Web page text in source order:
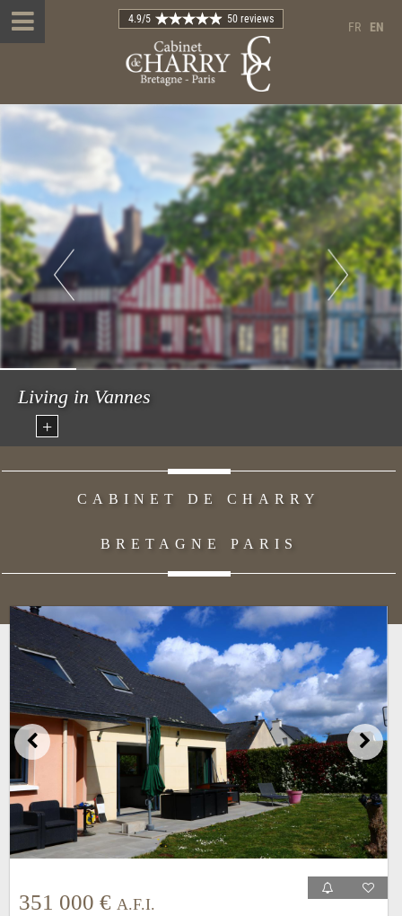
FR EN
4.9/5 50 reviews
Living in Vannes
+
CABINET DE CHARRY
BRETAGNE PARIS
351 000 € A.F.I.